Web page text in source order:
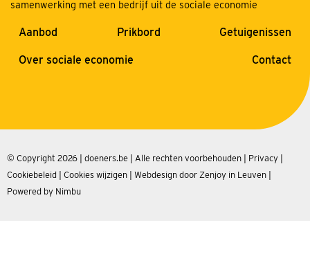
samenwerking met een bedrijf uit de sociale economie
Aanbod Prikbord Getuigenissen
Over sociale economie Contact
© Copyright 2026 | doeners.be | Alle rechten voorbehouden | Privacy
Cookiebeleid
Cookies wijzigen Webdesign door Zenjoy in Leuven
Powered by Nimbu